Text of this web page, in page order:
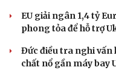
EU giải ngân 1,4 tỷ
phong tỏa để hỗ trợ
Đức điều tra nghi vấn
chất nổ gần máy bay